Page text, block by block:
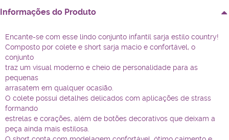
Informações do Produto
Encante-se com esse lindo conjunto infantil sarja estilo country!
Composto por colete e short sarja macio e confortável, o
conjunto
traz um visual moderno e cheio de personalidade para as
pequenas
arrasatem em qualquer ocasião.
O colete possui detalhes delicados com aplicações de strass
formando
estrelas e corações, além de botões decorativos que deixam a
peça ainda mais estilosa.